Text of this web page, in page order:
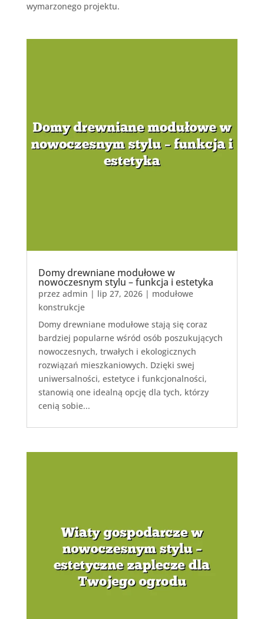
wymarzonego projektu.
Domy drewniane modułowe w
nowoczesnym stylu – funkcja i estetyka
przez admin | lip 27, 2026| modułowe
konstrukcje
Domy drewniane modułowe stają się coraz
bardziej popularne wśród osób poszukujących
nowoczesnych, trwałych i ekologicznych
rozwiązań mieszkaniowych. Dzięki swej
uniwersalności, estetyce i funkcjonalności,
stanowią one idealną opcję dla tych, którzy
cenią sobie...